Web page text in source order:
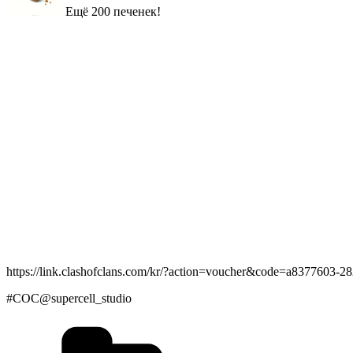
Εщё 200 печенек!
httрs://link.clаshofclаns.com/kr/?аction=voucher&code=а8377603-
#CΟC@suрercell_studio